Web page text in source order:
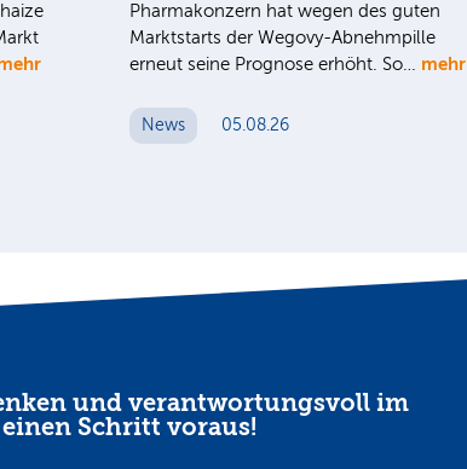
Pharmakonzern hat wegen des guten
Marktstarts der Wegovy-Abnehmpille
erneut seine Prognose erhöht. So… mehr
News 05.08.26
und verantwortungsvoll im
Schritt voraus!